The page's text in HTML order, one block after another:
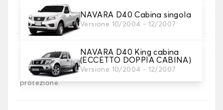
NAVARA D40 Cabina singola
Versione 10/2004 - 12/2007
NAVARA D40 King cabina
(ECCETTO DOPPIA CABINA)
Versione 10/2004 - 12/2007
Aggiungete la nostra chiusura antiscivolo
brevettata per una presa ottimale.
8. Tallone di rinforzo Raccomandato
Aggiungete un cuscinetto di rinforzo per il tallone al
tappetino del conducente per ottenere la massima
protezione.